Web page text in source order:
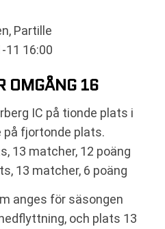
Partille
11 16:00
OMGÅNG 16
IC på tionde plats i
på fjortonde plats.
13 matcher, 12 poäng
13 matcher, 6 poäng
anges för säsongen
och plats 13